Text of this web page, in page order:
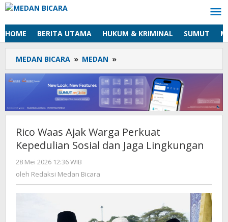
Lewati
konten
HOME BERITA UTAMA HUKUM & KRIMINAL SUMUT
MEDAN BICARA » MEDAN »
Waas
Ajak
Warga
Perkuat
Kepedulian
dan
Jaga
Rico Waas Ajak Warga Perkuat
Kepedulian Sosial dan Jaga Lingkungan
28 Mei 2026 12:36 WIB
Redaksi
oleh Redaksi Medan Bicara